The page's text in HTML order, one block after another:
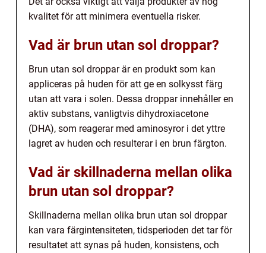
kvalitet för att minimera eventuella risker.
Vad är brun utan sol droppar?
Brun utan sol droppar är en produkt som kan
appliceras på huden för att ge en solkysst färg
utan att vara i solen. Dessa droppar innehåller en
aktiv substans, vanligtvis dihydroxiacetone
(DHA), som reagerar med aminosyror i det yttre
lagret av huden och resulterar i en brun färgton.
Vad är skillnaderna mellan olika
brun utan sol droppar?
Skillnaderna mellan olika brun utan sol droppar
kan vara färgintensiteten, tidsperioden det tar för
resultatet att synas på huden, konsistens, och